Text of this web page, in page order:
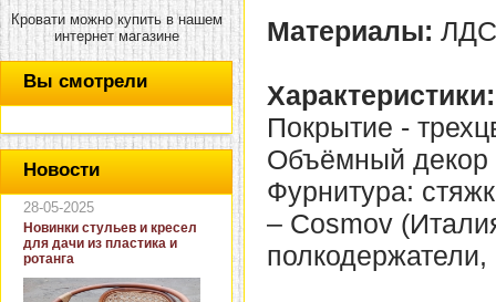
Кровати можно купить в нашем
интернет магазине
Вы смотрели
Новости
28-05-2025
Новинки стульев и кресел
для дачи из пластика и
ротанга
Материалы:
Характеристики:
Покрытие -
Объёмный
Фурнитура:
– Cosmov